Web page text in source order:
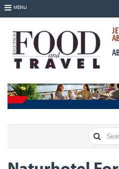
Skip
Content
MENU